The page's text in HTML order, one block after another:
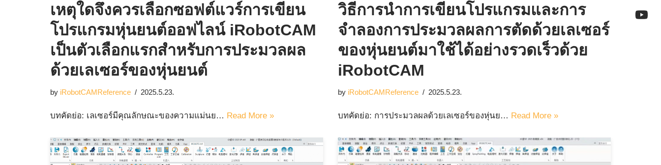
เหตุใดจึงควรเลือกซอฟต์แวร์การเขียน
โปรแกรมหุ่นยนต์ออฟไลน์ iRobotCAM
เป็นตัวเลือกแรกสำหรับการประมวลผล
ด้วยเลเซอร์ของหุ่นยนต์
by iRobotCAMReference 2025.5.23.
บทคัดย่อ: เลเซอร์มีคุณลักษณะของความแม่นย… Read More »
วิธีการนำการเขียนโปรแกรมและการ
จำลองการประมวลผลการตัดด้วยเลเซอร์
ของหุ่นยนต์มาใช้ได้อย่างรวดเร็วด้วย
iRobotCAM
by iRobotCAMReference 2025.5.23.
บทคัดย่อ: การประมวลผลด้วยเลเซอร์ของหุ่นย… Read More »